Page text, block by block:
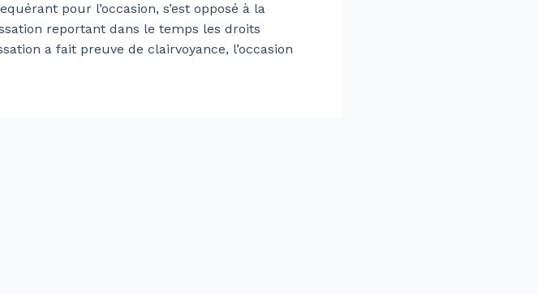
pour l’occasion, s’est opposé à la
reportant dans le temps les droits
a fait preuve de clairvoyance, l’occasion